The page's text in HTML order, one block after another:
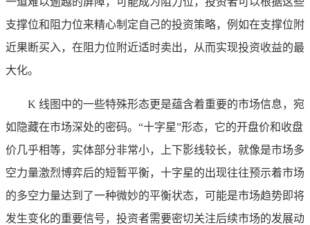
支撑位和阻力位来精心制定自己的投资策略，例如在支撑位附
近果断买入，在阻力位附近适时卖出，从而实现投资收益的最
大化。
K 线图中的一些特殊形态更是蕴含着重要的市场信息，宛
如隐藏在市场深处的密码。“十字星”形态，它的开盘价和收盘
价几乎相等，实体部分非常小，上下影线较长，就像是市场多
空力量激烈博弈后的短暂平衡，十字星的出现往往预示着市场
的多空力量达到了一种微妙的平衡状态，可能是市场趋势即将
发生变化的重要信号，投资者需要密切关注后续市场的发展动